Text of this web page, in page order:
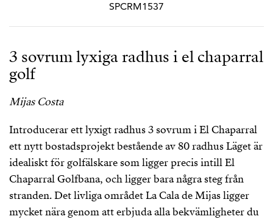
SPCRM1537
3 sovrum lyxiga radhus i el chaparral
golf
Mijas Costa
Introducerar ett lyxigt radhus 3 sovrum i El Chaparral
ett nytt bostadsprojekt bestående av 80 radhus Läget är
idealiskt för golfälskare som ligger precis intill El
Chaparral Golfbana, och ligger bara några steg från
stranden. Det livliga området La Cala de Mijas ligger
mycket nära genom att erbjuda alla bekvämligheter du